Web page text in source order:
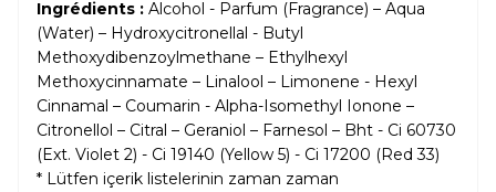
Ingrédients : Alcohol - Parfum (Fragrance) – Aqua
(Water) – Hydroxycitronellal - Butyl
Methoxydibenzoylmethane – Ethylhexyl
Methoxycinnamate – Linalool – Limonene - Hexyl
Cinnamal – Coumarin - Alpha-Isomethyl Ionone –
Citronellol – Citral – Geraniol – Farnesol – Bht - Ci 60730
(Ext. Violet 2) - Ci 19140 (Yellow 5) - Ci 17200 (Red 33)
* Lütfen içerik listelerinin zaman zaman